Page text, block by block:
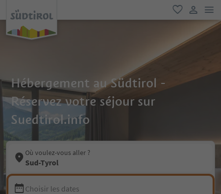
favori
lien
Hébergement au Südtirol -
Réservez votre séjour sur
Suedtirol.info
Où voulez-vous aller ?
Sud-Tyrol
Choisir les dates